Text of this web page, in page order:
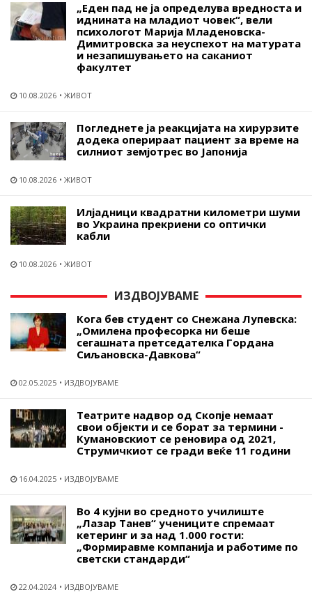
„Еден пад не ја определува вредноста и
иднината на младиот човек“, вели
психологот Марија Младеновска-
Димитровска за неуспехот на матурата
и незапишувањето на саканиот
факултет
10.08.2026 ЖИВОТ
Погледнете ја реакцијата на хирурзите
додека оперираат пациент за време на
силниот земјотрес во Јапонија
10.08.2026 ЖИВОТ
Илјадници квадратни километри шуми
во Украина прекриени со оптички
кабли
10.08.2026 ЖИВОТ
ИЗДВОЈУВАМЕ
Кога бев студент со Снежана Лупевска:
„Омилена професорка ни беше
сегашната претседателка Гордана
Сиљановска-Давкова“
02.05.2025 ИЗДВОЈУВАМЕ
Театрите надвор од Скопје немаат
свои објекти и се борат за термини -
Кумановскиот се реновира од 2021,
Струмичкиот се гради веќе 11 години
16.04.2025 ИЗДВОЈУВАМЕ
Во 4 кујни во средното училиште
„Лазар Танев“ учениците спремаат
кетеринг и за над 1.000 гости:
„Формиравме компанија и работиме по
светски стандарди“
22.04.2024 ИЗДВОЈУВАМЕ